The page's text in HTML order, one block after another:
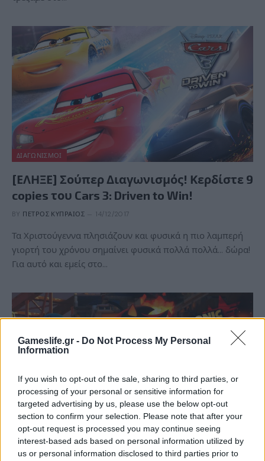
Gameslife.gr - Do Not Process My Personal
Information
If you wish to opt-out of the sale, sharing to third parties, or
processing of your personal or sensitive information for
targeted advertising by us, please use the below opt-out
section to confirm your selection. Please note that after your
opt-out request is processed you may continue seeing
interest-based ads based on personal information utilized by
us or personal information disclosed to third parties prior to
ΔΙΑΓΩΝΙΣΜΟΊ
[ΕΛΗΞΕ] Σούπερ Διαγωνισμός! Κερδίστε 9
copies του Cars 3: Driven to Win!
BY ΠΈΤΡΟΣ ΚΥΠΡΑΊΟΣ 14/12/2017
Τα Χριστούγεννα πλησιάζουν και φυσικά η πιο λαμπερή
γιορτή του χρόνου σημαίνει φυσικά πολλά πολλά… δώρα!
Για αυτό και εμείς στο…
REVIEWS
Sonic Forces Review